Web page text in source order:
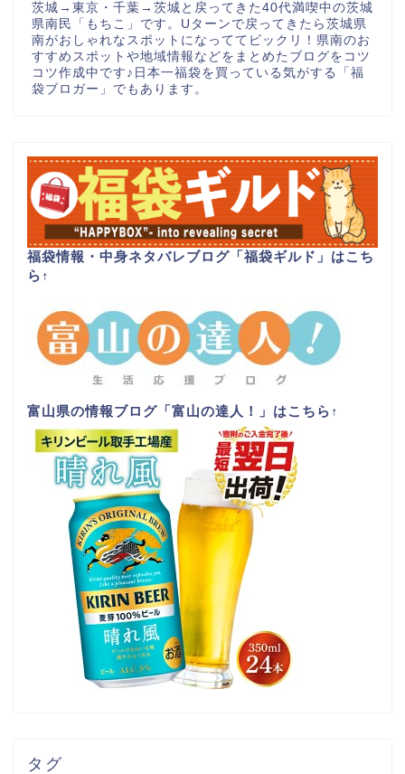
茨城→東京・千葉→茨城と戻ってきた40代満喫中の茨城
県南民「もちこ」です。Uターンで戻ってきたら茨城県
南がおしゃれなスポットになっててビックリ！県南のお
すすめスポットや地域情報などをまとめたブログをコツ
コツ作成中です♪日本一福袋を買っている気がする「福
袋ブロガー」でもあります。
福袋情報・中身ネタバレブログ「福袋ギルド」はこち
ら ↑
富山県の情報ブログ「富山の達人！」はこちら ↑
タグ